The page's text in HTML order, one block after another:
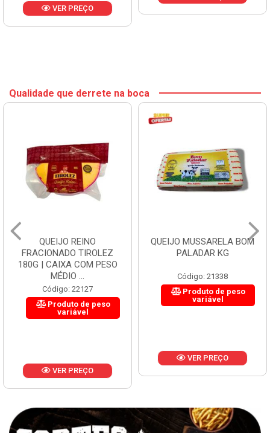
VER PREÇO
Qualidade que derrete na boca
QUEIJO REINO
FRACIONADO TIROLEZ
180G | CAIXA COM PESO
MÉDIO ...
Código: 22127
Produto de peso
variável
VER PREÇO
QUEIJO MUSSARELA BOM
PALADAR KG
Código: 21338
Produto de peso
variável
VER PREÇO